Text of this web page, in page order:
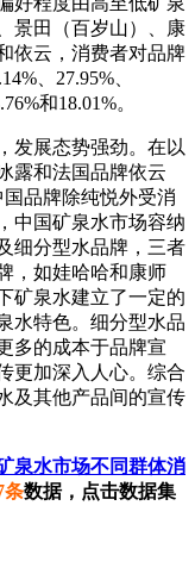
，在2024年中国矿
好程度由高至低矿泉
景田（百岁山）、康
依云，消费者对品牌
、27.95%、
和18.01%。
展态势强劲。在以
露和法国品牌依云
品牌除纯悦外受消
中国矿泉水市场容纳
细分型水品牌，三者
，如娃哈哈和康师
矿泉水建立了一定的
水特色。细分型水品
多的成本于品牌宣
更加深入人心。综合
及其他产品间的宣传
泉水市场不同群体消